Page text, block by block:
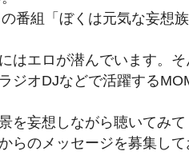
の番組「ぼくは元気な妄想
はエロが潜んでいます。
ジオDJなどで活躍する
を妄想しながら聴いてみ
らのメッセージを募集し